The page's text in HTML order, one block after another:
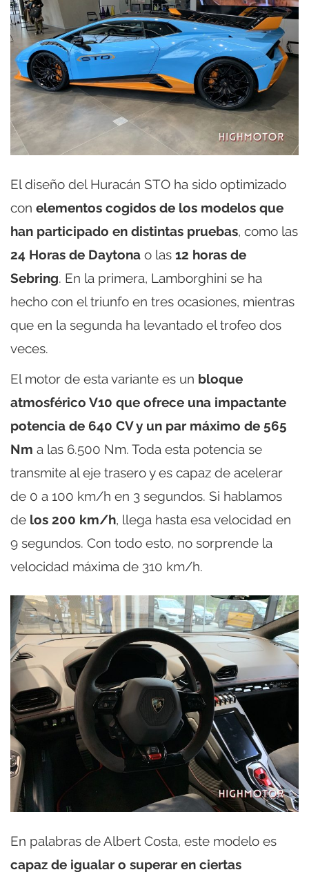
El diseño del Huracán STO ha sido optimizado
con elementos cogidos de los modelos que
han participado en distintas pruebas, como las
24 Horas de Daytona o las 12 horas de
Sebring. En la primera, Lamborghini se ha
hecho con el triunfo en tres ocasiones, mientras
que en la segunda ha levantado el trofeo dos
veces.
El motor de esta variante es un bloque
atmosférico V10 que ofrece una impactante
potencia de 640 CV y un par máximo de 565
Nm a las 6.500 Nm. Toda esta potencia se
transmite al eje trasero y es capaz de acelerar
de 0 a 100 km/h en 3 segundos. Si hablamos
de los 200 km/h, llega hasta esa velocidad en
9 segundos. Con todo esto, no sorprende la
velocidad máxima de 310 km/h.
En palabras de Albert Costa, este modelo es
capaz de igualar o superar en ciertas